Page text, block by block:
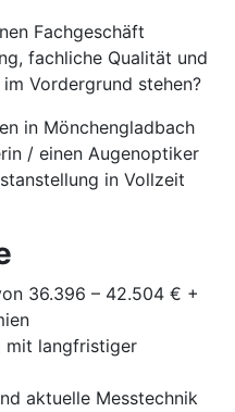
Fachgeschäft
fachliche Qualität und
Vordergrund stehen?
in Mönchengladbach
/ einen Augenoptiker
in Vollzeit
36.396 – 42.504 € +
mit langfristiger
aktuelle Messtechnik